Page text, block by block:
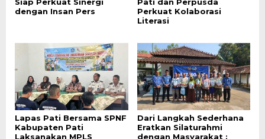
dengan Insan Pers
Perkuat Kolaborasi
Literasi
Lapas Pati Bersama SPNF
Kabupaten Pati
Laksanakan MPLS
Dari Langkah Sederhana
Eratkan Silaturahmi
dengan Masyarakat :